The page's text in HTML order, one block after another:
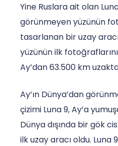
Yine Ruslara ait olan
görünmeyen yüzünün
tasarlanan bir uzay
yüzünün ilk
Ay’dan 63.500 km
Ay’ın Dünya’dan
çizimi Luna 9, Ay’a
Dünya dışında bir gök
ilk uzay aracı oldu. Luna